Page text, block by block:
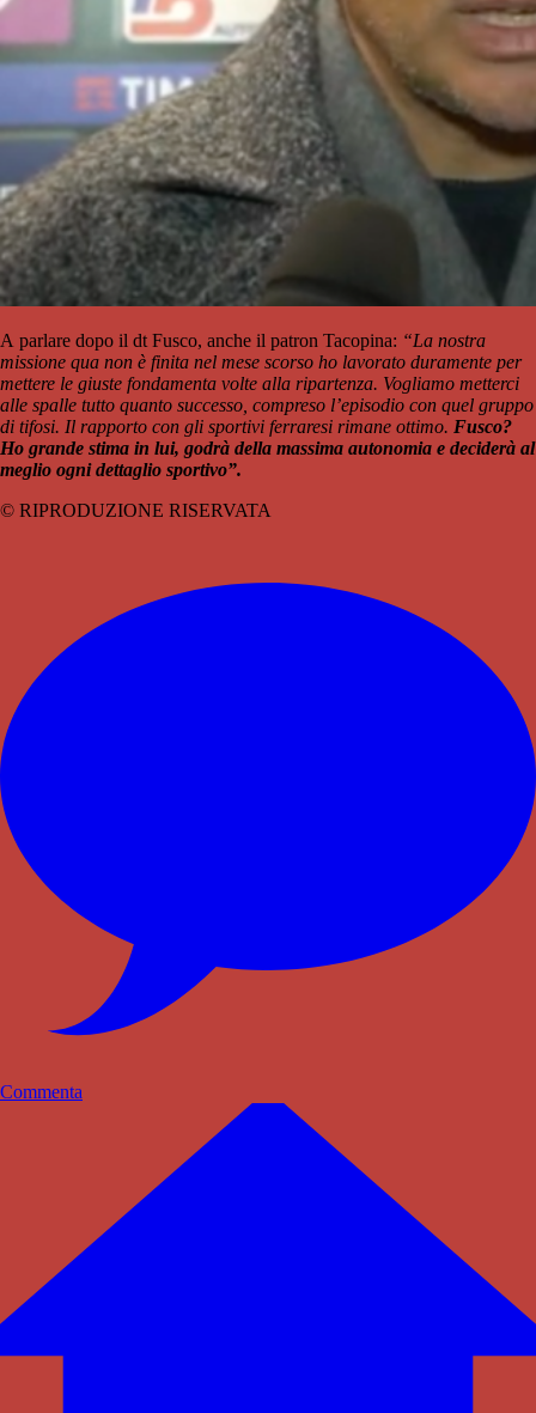
A parlare dopo il dt Fusco, anche il patron Tacopina: “La nostra
missione qua non è finita nel mese scorso ho lavorato duramente per
mettere le giuste fondamenta volte alla ripartenza. Vogliamo metterci
alle spalle tutto quanto successo, compreso l’episodio con quel gruppo
di tifosi. Il rapporto con gli sportivi ferraresi rimane ottimo. Fusco?
Ho grande stima in lui, godrà della massima autonomia e deciderà al
meglio ogni dettaglio sportivo”.
© RIPRODUZIONE RISERVATA
Commenta